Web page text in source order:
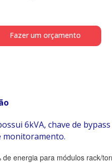
Fazer um orçamento
6kVA, chave de
monitoramento.
energia para módulos rack/